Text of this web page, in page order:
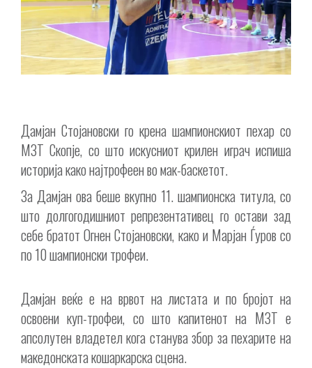
Дамјан Стојановски го крена шампионскиот пехар со
МЗТ Скопје, со што искусниот крилен играч испиша
историја како најтрофеен во мак-баскетот.
За Дамјан ова беше вкупно 11. шампионска титула, со
што долгогодишниот репрезентативец го остави зад
себе братот Огнен Стојановски, како и Марјан Ѓуров со
по 10 шампионски трофеи.
Дамјан веќе е на врвот на листата и по бројот на
освоени куп-трофеи, со што капитенот на МЗТ е
апсолутен владетел кога станува збор за пехарите на
македонската кошаркарска сцена.